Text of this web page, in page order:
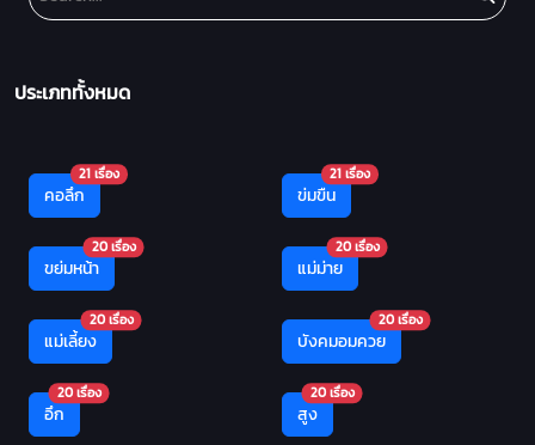
ประเภททั้งหมด
คอลึก
21 เรื่อง
ข่มขืน
21 เรื่อง
ขย่มหน้า
20 เรื่อง
แม่ม่าย
20 เรื่อง
แม่เลี้ยง
20 เรื่อง
บังคมอมควย
20 เรื่อง
อึก
20 เรื่อง
สูง
20 เรื่อง